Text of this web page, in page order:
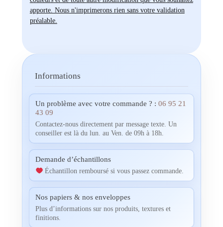
apporte. Nous n'imprimerons rien sans votre validation
préalable.
Informations
Un problème avec votre commande ? : 06 95 21
43 09
Contactez-nous directement par message texte. Un
conseiller est là du lun. au Ven. de 09h à 18h.
Demande d’échantillons
Échantillon remboursé si vous passez commande.
Nos papiers & nos enveloppes
Plus d’informations sur nos produits, textures et
finitions.